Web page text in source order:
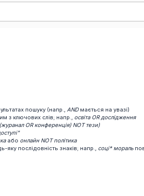
пошуку (напр., ANDмається на увазі)
з ключових слів; напр., освіта OR дослідження
OR конференція) NOT тези)
або онлайн NOT політика
послідовність знаків; напр., соці* мораль